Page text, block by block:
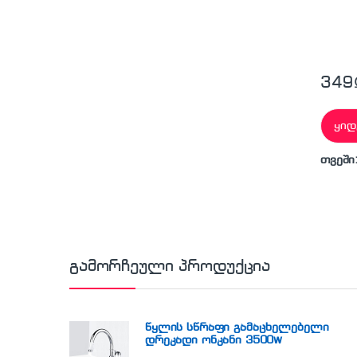
349
გამორჩეული პროდუქცია
წყლის სწრაფი გამაცხელებელი
დრეკადი ონკანი 3500w